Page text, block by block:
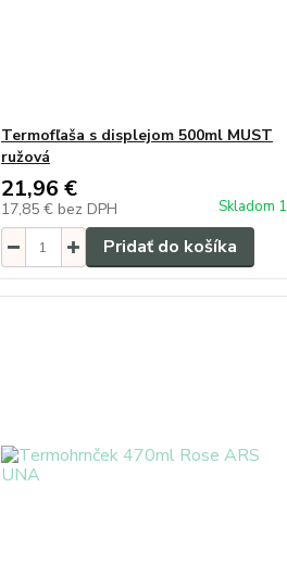
Termofľaša s displejom 500ml MUST
ružová
21,96 €
17,85 € bez DPH Skladom 1
Pridať do košíka